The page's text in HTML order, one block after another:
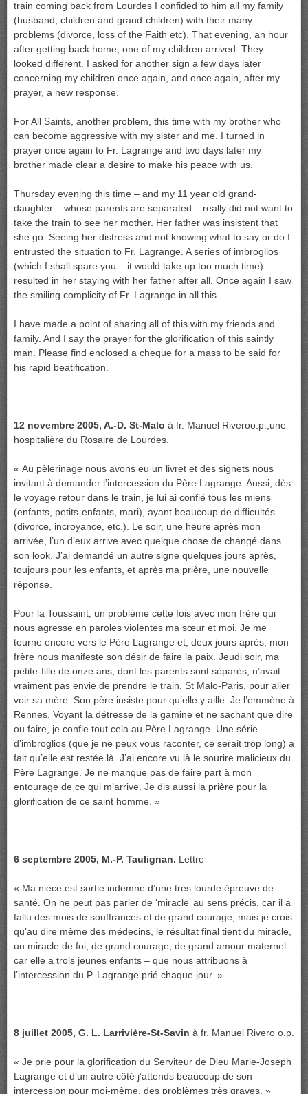
train coming back from Lourdes I confided to him all my family
(husband, children and grand-children) with their many
problems (divorce, loss of the Faith etc). That evening, an hour
after getting back home, one of my children arrived. They
looked different. I asked for another sign a few days later
concerning my children once again, and once again, after my
prayer, a new response.
For All Saints, another problem, this time with my brother who
can become aggressive with my sister and me. I turned in
prayer once again to Fr. Lagrange and two days later my
brother made clear a desire to make his peace with us.
Thursday evening this time – and my 11 year old grand-
daughter – whose parents are separated – really did not want to
take the train to see her mother. Her father was insistent that
she go. Seeing her distress and not knowing what to say or do I
entrusted the situation to Fr. Lagrange. A series of imbroglios
(which I shall spare you – it would take up too much time)
resulted in her staying with her father after all. Once again I saw
the smiling complicity of Fr. Lagrange in all this.
I have made a point of sharing all of this with my friends and
family. And I say the prayer for the glorification of this saintly
man. Please find enclosed a cheque for a mass to be said for
his rapid beatification.
12 novembre 2005, A.-D. St-Malo à fr. Manuel Riveroo.p.,une
hospitalière du Rosaire de Lourdes.
« Au pèlerinage nous avons eu un livret et des signets nous
invitant à demander l’intercession du Père Lagrange. Aussi, dès
le voyage retour dans le train, je lui ai confié tous les miens
(enfants, petits-enfants, mari), ayant beaucoup de difficultés
(divorce, incroyance, etc.). Le soir, une heure après mon
arrivée, l’un d’eux arrive avec quelque chose de changé dans
son look. J’ai demandé un autre signe quelques jours après,
toujours pour les enfants, et après ma prière, une nouvelle
réponse.
Pour la Toussaint, un problème cette fois avec mon frère qui
nous agresse en paroles violentes ma sœur et moi. Je me
tourne encore vers le Père Lagrange et, deux jours après, mon
frère nous manifeste son désir de faire la paix. Jeudi soir, ma
petite-fille de onze ans, dont les parents sont séparés, n’avait
vraiment pas envie de prendre le train, St Malo-Paris, pour aller
voir sa mère. Son père insiste pour qu’elle y aille. Je l’emmène à
Rennes. Voyant la détresse de la gamine et ne sachant que dire
ou faire, je confie tout cela au Père Lagrange. Une série
d’imbroglios (que je ne peux vous raconter, ce serait trop long) a
fait qu’elle est restée là. J’ai encore vu là le sourire malicieux du
Père Lagrange. Je ne manque pas de faire part à mon
entourage de ce qui m’arrive. Je dis aussi la prière pour la
glorification de ce saint homme. »
6 septembre 2005, M.-P. Taulignan. Lettre
« Ma nièce est sortie indemne d’une très lourde épreuve de
santé. On ne peut pas parler de ‘miracle’ au sens précis, car il a
fallu des mois de souffrances et de grand courage, mais je crois
qu’au dire même des médecins, le résultat final tient du miracle,
un miracle de foi, de grand courage, de grand amour maternel –
car elle a trois jeunes enfants – que nous attribuons à
l’intercession du P. Lagrange prié chaque jour. »
8 juillet 2005, G. L. Larrivière-St-Savin à fr. Manuel Rivero o.p.
« Je prie pour la glorification du Serviteur de Dieu Marie-Joseph
Lagrange et d’un autre côté j’attends beaucoup de son
intercession pour moi-même, des problèmes très graves. »